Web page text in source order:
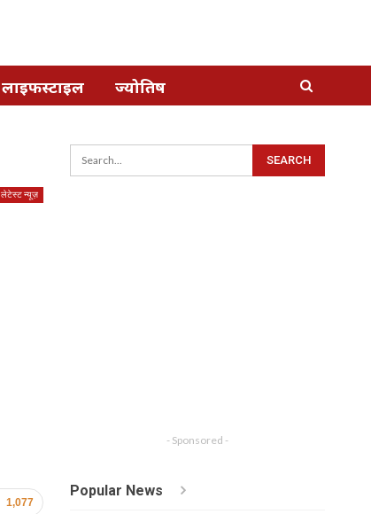
लाइफस्टाइल ज्योतिष
लेटेस्ट न्यूज़
1,077
- Sponsored -
Popular News